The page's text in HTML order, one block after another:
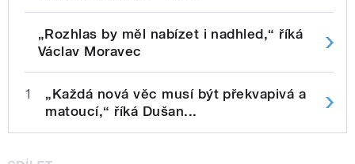
„Rozhlas by měl nabízet i nadhled,“ říká
Václav Moravec
1
„Každá nová věc musí být překvapivá a
matoucí,“ říká Dušan...